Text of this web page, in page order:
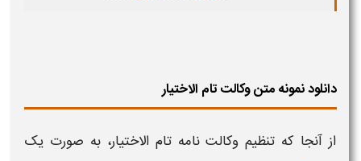
دانلود نمونه متن وکالت تام الاختیار
از آنجا که تنظیم وکالت نامه تام الاختیار، به صورت یک